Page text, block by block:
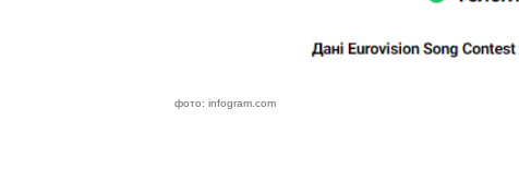
фото: infogram.com